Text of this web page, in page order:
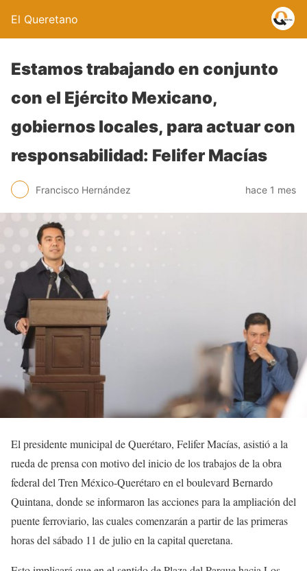
El Queretano
Estamos trabajando en conjunto
con el Ejército Mexicano,
gobiernos locales, para actuar con
responsabilidad: Felifer Macías
Francisco Hernández hace 1 mes
El presidente municipal de Querétaro, Felifer Macías, asistió a la
rueda de prensa con motivo del inicio de los trabajos de la obra
federal del Tren México-Querétaro en el boulevard Bernardo
Quintana, donde se informaron las acciones para la ampliación del
puente ferroviario, las cuales comenzarán a partir de las primeras
horas del sábado 11 de julio en la capital queretana.